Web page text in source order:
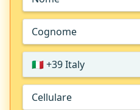
🇮🇹 +39 Italy